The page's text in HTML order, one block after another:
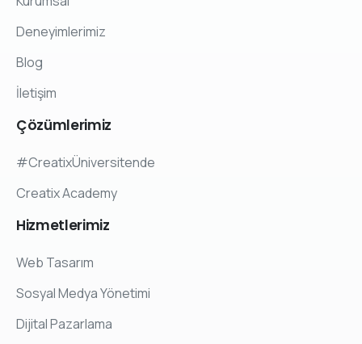
Deneyimlerimiz
Blog
İletişim
Çözümlerimiz
#CreatixÜniversitende
Creatix Academy
Hizmetlerimiz
Web Tasarım
Sosyal Medya Yönetimi
Dijital Pazarlama